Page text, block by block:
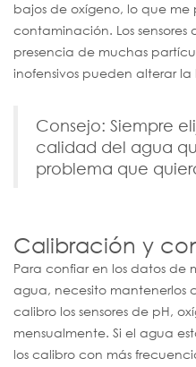
bajos de oxígeno, lo que
contaminación. Los sensores
presencia de muchas
inofensivos pueden alterar la
Consejo: Siempre
calidad del agua
problema que
Calibración y
Para confiar en los datos de
agua, necesito mantenerlos
calibro los sensores de pH,
mensualmente. Si el agua
los calibro con más